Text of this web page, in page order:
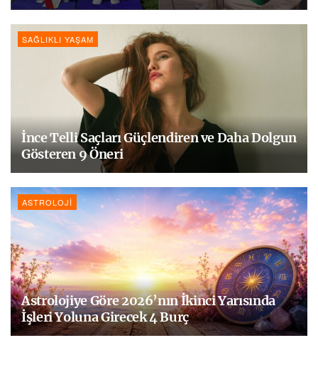
SAĞLIKLI YAŞAM
İnce Telli Saçları Güçlendiren ve Daha Dolgun
Gösteren 9 Öneri
ASTROLOJI
Astrolojiye Göre 2026’nın İkinci Yarısında
İşleri Yoluna Girecek 4 Burç